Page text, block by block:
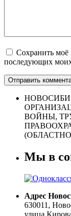
Сохранить моё
последующих
ВОЙНЫ,
Мы в
Адрес
630011,
улица